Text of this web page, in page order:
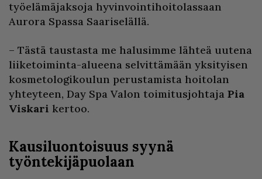
työelämäjaksoja hyvinvointihoitolassaan
Aurora Spassa Saariselällä.
– Tästä taustasta me halusimme lähteä uutena
liiketoiminta-alueena selvittämään yksityisen
kosmetologikoulun perustamista hoitolan
yhteyteen, Day Spa Valon toimitusjohtaja Pia
Viskari kertoo.
Kausiluontoisuus syynä
työntekijäpuolaan